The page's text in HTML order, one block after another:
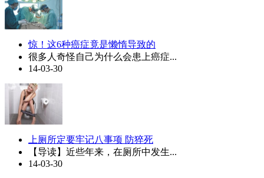
惊！这6种癌症竟是懒惰导致的
很多人奇怪自己为什么会患上癌症...
14-03-30
上厕所定要牢记八事项 防猝死
【导读】近些年来，在厕所中发生...
14-03-30